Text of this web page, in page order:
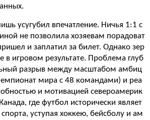
усугубил впечатление. Ничья 1:1 с
не позволила хозяевам порадоват
и заплатил за билет. Однако зер
в игровом результате. Проблема глуб
разрыв между масштабом амбиц
мира с 48 командами) и реа
и мотивацией североамерик
где футбол исторически являет
уступая хоккею, бейсболу и ам